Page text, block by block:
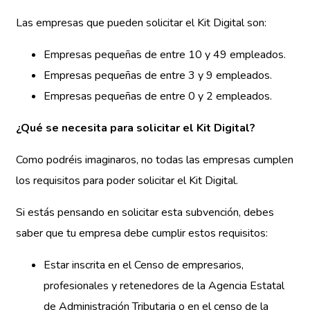
Las empresas que pueden solicitar el Kit Digital son:
Empresas pequeñas de entre 10 y 49 empleados.
Empresas pequeñas de entre 3 y 9 empleados.
Empresas pequeñas de entre 0 y 2 empleados.
¿Qué se necesita para solicitar el Kit Digital?
Como podréis imaginaros, no todas las empresas cumplen
los requisitos para poder solicitar el Kit Digital.
Si estás pensando en solicitar esta subvención, debes
saber que tu empresa debe cumplir estos requisitos:
Estar inscrita en el Censo de empresarios,
profesionales y retenedores de la Agencia Estatal
de Administración Tributaria o en el censo de la